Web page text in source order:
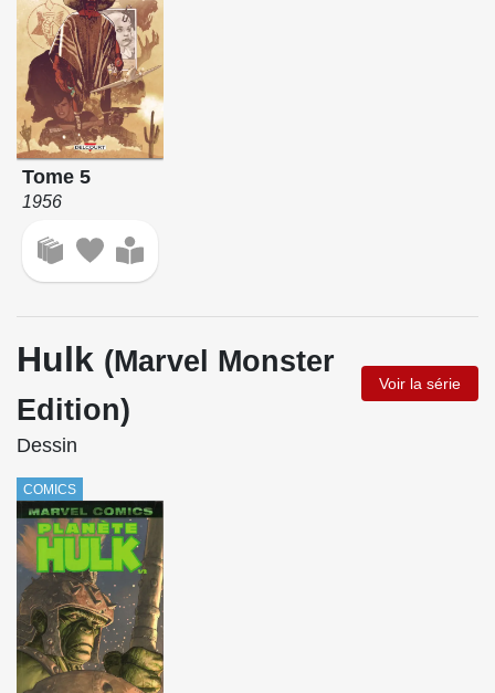
Tome 5
1956
Hulk (Marvel Monster
Edition)
Voir la série
Dessin
COMICS